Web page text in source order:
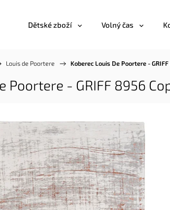
Dětské zboží Volný čas
Louis de Poortere / Koberec Louis De Poortere -
Poortere - GRIFF 8956